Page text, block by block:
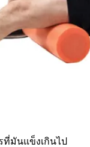
ที่มันแข็งเกินไป